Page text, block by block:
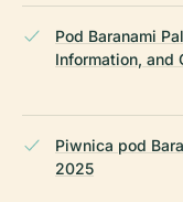
Pod Baranami
Information, and
Piwnica pod
2025